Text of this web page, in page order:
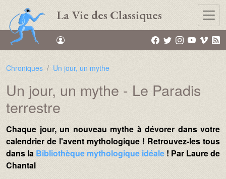
Aller au contenu principal
La Vie des Classiques
Chroniques Un jour, un mythe
Un jour, un mythe - Le Paradis
terrestre
Texte :
Chaque jour, un nouveau mythe à dévorer dans votre
calendrier de l'avent mythologique ! Retrouvez-les tous
dans la Bibliothèque mythologique idéale ! Par Laure de
Chantal